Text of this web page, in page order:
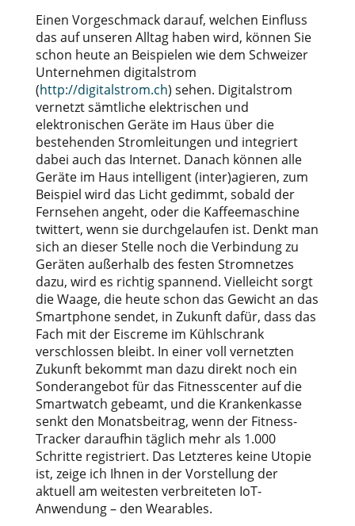
Einen Vorgeschmack darauf, welchen Einfluss
das auf unseren Alltag haben wird, können Sie
schon heute an Beispielen wie dem Schweizer
Unternehmen digitalstrom
(http://digitalstrom.ch) sehen. Digitalstrom
vernetzt sämtliche elektrischen und
elektronischen Geräte im Haus über die
bestehenden Stromleitungen und integriert
dabei auch das Internet. Danach können alle
Geräte im Haus intelligent (inter)agieren, zum
Beispiel wird das Licht gedimmt, sobald der
Fernsehen angeht, oder die Kaffeemaschine
twittert, wenn sie durchgelaufen ist. Denkt man
sich an dieser Stelle noch die Verbindung zu
Geräten außerhalb des festen Stromnetzes
dazu, wird es richtig spannend. Vielleicht sorgt
die Waage, die heute schon das Gewicht an das
Smartphone sendet, in Zukunft dafür, dass das
Fach mit der Eiscreme im Kühlschrank
verschlossen bleibt. In einer voll vernetzten
Zukunft bekommt man dazu direkt noch ein
Sonderangebot für das Fitnesscenter auf die
Smartwatch gebeamt, und die Krankenkasse
senkt den Monatsbeitrag, wenn der Fitness-
Tracker daraufhin täglich mehr als 1.000
Schritte registriert. Das Letzteres keine Utopie
ist, zeige ich Ihnen in der Vorstellung der
aktuell am weitesten verbreiteten IoT-
Anwendung – den Wearables.